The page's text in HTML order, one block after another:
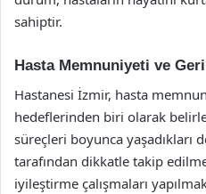
sahiptir.
Hasta Memnuniyeti ve
Hastanesi İzmir, hasta
hedeflerinden biri olarak
süreçleri boyunca yaşadıkları
tarafından dikkatle takip
iyileştirme çalışmaları